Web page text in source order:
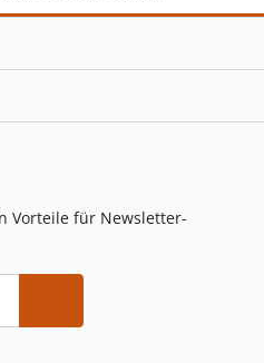
Vorteile für Newsletter-